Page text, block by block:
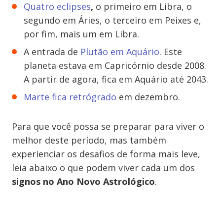
Quatro eclipses, o primeiro em Libra, o
segundo em Áries, o terceiro em Peixes e,
por fim, mais um em Libra.
A entrada de Plutão em Aquário. Este
planeta estava em Capricórnio desde 2008.
A partir de agora, fica em Aquário até 2043.
Marte fica retrógrado em dezembro.
Para que você possa se preparar para viver o
melhor deste período, mas também
experienciar os desafios de forma mais leve,
leia abaixo o que podem viver cada um dos
signos no Ano Novo Astrológico.